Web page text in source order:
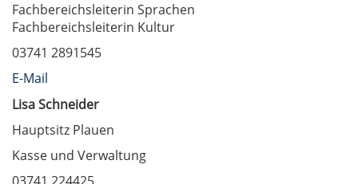
Fachbereichsleiterin Sprachen
Fachbereichsleiterin Kultur
03741 2891545
E-Mail
Lisa Schneider
Hauptsitz Plauen
Kasse und Verwaltung